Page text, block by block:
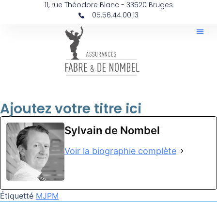
11, rue Théodore Blanc - 33520 Bruges
05.56.44.00.13
Ajoutez votre titre ici
Sylvain de Nombel
Voir la biographie complète
Étiquetté MJPM